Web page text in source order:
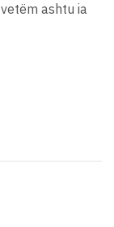
ashtu ia